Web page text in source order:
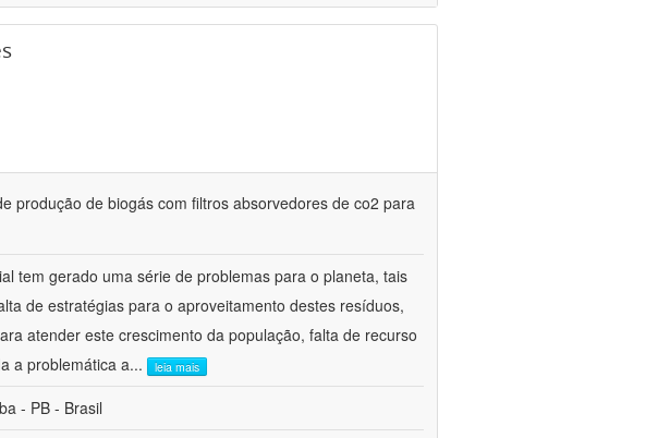
produção de biogás com filtros absorvedores de co2 para
tem gerado uma série de problemas para o planeta, tais
de estratégias para o aproveitamento destes resíduos,
atender este crescimento da população, falta de recurso
a problemática a... leia mais
- PB - Brasil